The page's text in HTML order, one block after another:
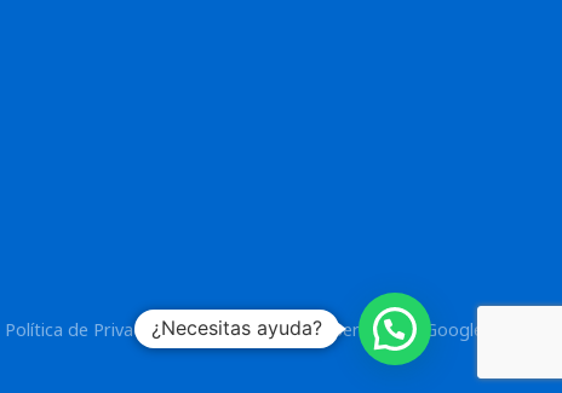
Política de Privacidady losTérminos del Serviciode Google.
¿Necesitas ayuda?